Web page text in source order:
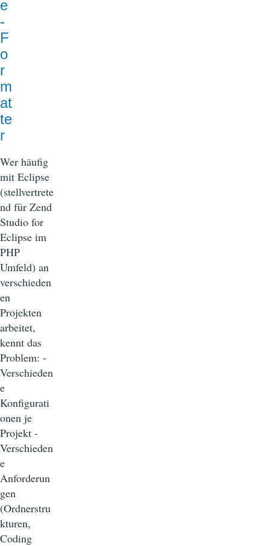
e
-
F
o
r
m
at
te
r
Wer häufig
mit Eclipse
(stellvertrete
nd für Zend
Studio for
Eclipse im
PHP
Umfeld) an
verschieden
en
Projekten
arbeitet,
kennt das
Problem: -
Verschieden
e
Konfigurati
onen je
Projekt -
Verschieden
e
Anforderun
gen
(Ordnerstru
kturen,
Coding